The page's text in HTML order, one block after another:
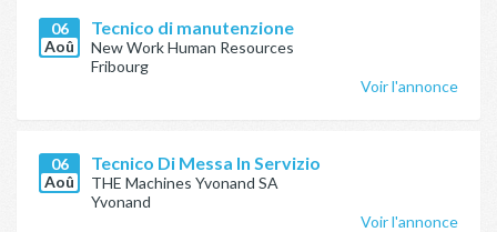
06
Aoû
Tecnico di manutenzione
New Work Human Resources
Fribourg
Voir l'annonce
06
Aoû
Tecnico Di Messa In Servizio
THE Machines Yvonand SA
Yvonand
Voir l'annonce